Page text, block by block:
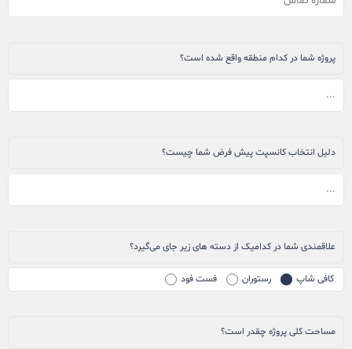
پروژه شما در کدام منطقه واقع شده است؟
دلیل انتخاب کانسپت پیش فرض شما چیست؟
علاقمندی شما در کدامیک از دسته های زیر جای می‌گیرد؟
کافی شاپ رستوران فست فود
مساحت کلی پروژه چقدر است؟